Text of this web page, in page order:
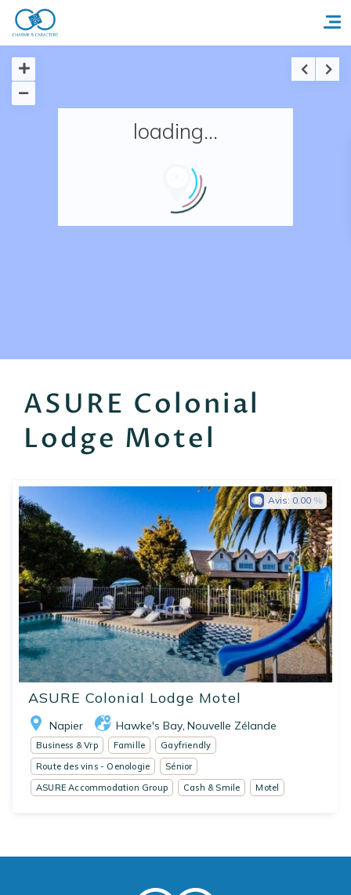
Accueil
Nos adresses en France
loading...
ASURE Colonial
Lodge Motel
ASURE Colonial Lodge Motel
Napier Hawke's Bay Nouvelle Zélande
Avis: 0.00
Business & Vrp Famille
Gayfriendly
Route des vins - Oenologie
Sénior
ASURE Accommodation Group
Cash & Smile Motel